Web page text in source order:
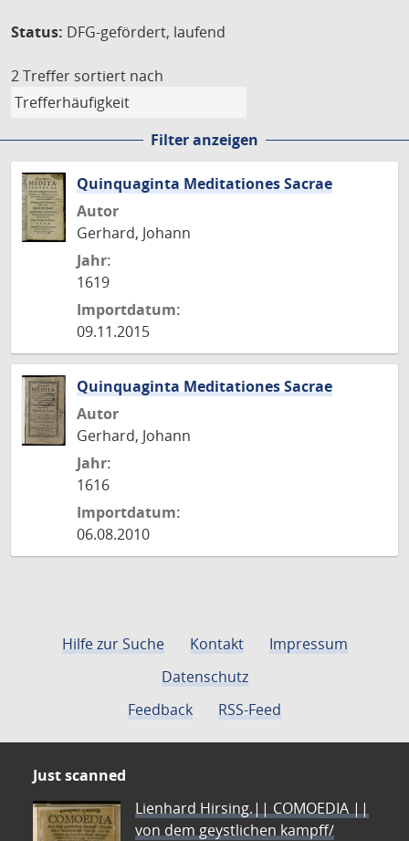
Status: DFG-gefördert, laufend
2 Treffer sortiert nach
Filter anzeigen
Quinquaginta Meditationes Sacrae
Autor
Gerhard, Johann
Jahr:
1619
Importdatum:
09.11.2015
Quinquaginta Meditationes Sacrae
Autor
Gerhard, Johann
Jahr:
1616
Importdatum:
06.08.2010
Hilfe zur Suche Kontakt
Impressum
Datenschutz
Feedback
RSS-Feed
Just scanned
Lienhard Hirsing.|| COMOEDIA ||
von dem geystlichen kampff/